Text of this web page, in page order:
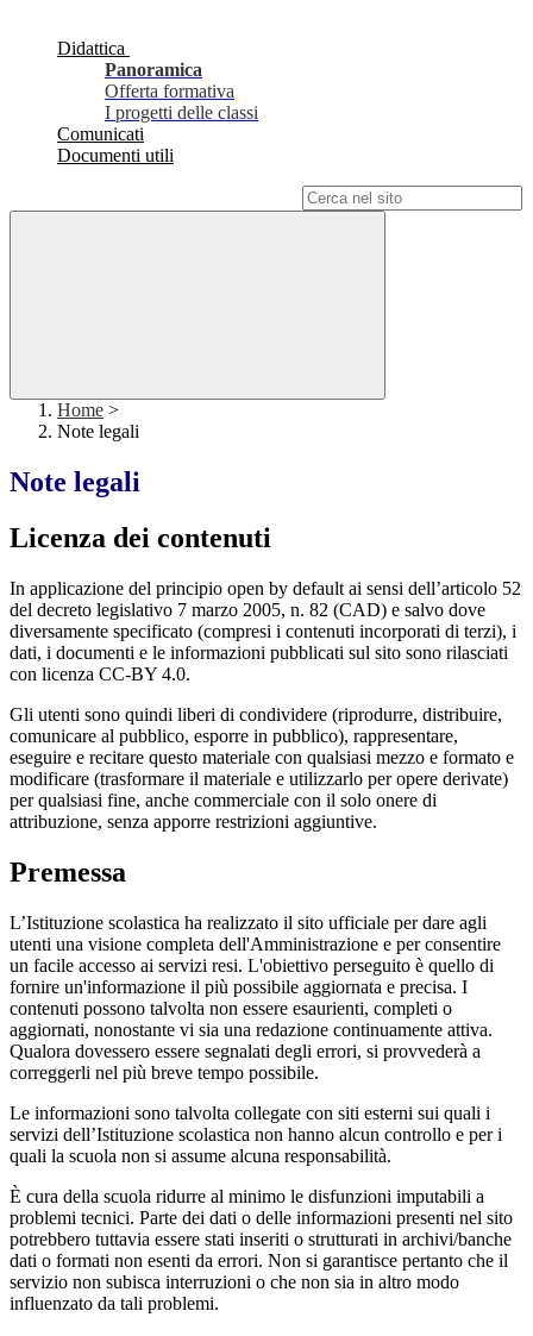
Didattica
Panoramica
Offerta formativa
I progetti delle classi
Comunicati
Documenti utili
Home >
Note legali
Note legali
Licenza dei contenuti
In applicazione del principio open by default ai sensi dell’articolo 52
del decreto legislativo 7 marzo 2005, n. 82 (CAD) e salvo dove
diversamente specificato (compresi i contenuti incorporati di terzi), i
dati, i documenti e le informazioni pubblicati sul sito sono rilasciati
con licenza CC-BY 4.0.
Gli utenti sono quindi liberi di condividere (riprodurre, distribuire,
comunicare al pubblico, esporre in pubblico), rappresentare,
eseguire e recitare questo materiale con qualsiasi mezzo e formato e
modificare (trasformare il materiale e utilizzarlo per opere derivate)
per qualsiasi fine, anche commerciale con il solo onere di
attribuzione, senza apporre restrizioni aggiuntive.
Premessa
L’Istituzione scolastica ha realizzato il sito ufficiale per dare agli
utenti una visione completa dell'Amministrazione e per consentire
un facile accesso ai servizi resi. L'obiettivo perseguito è quello di
fornire un'informazione il più possibile aggiornata e precisa. I
contenuti possono talvolta non essere esaurienti, completi o
aggiornati, nonostante vi sia una redazione continuamente attiva.
Qualora dovessero essere segnalati degli errori, si provvederà a
correggerli nel più breve tempo possibile.
Le informazioni sono talvolta collegate con siti esterni sui quali i
servizi dell’Istituzione scolastica non hanno alcun controllo e per i
quali la scuola non si assume alcuna responsabilità.
È cura della scuola ridurre al minimo le disfunzioni imputabili a
problemi tecnici. Parte dei dati o delle informazioni presenti nel sito
potrebbero tuttavia essere stati inseriti o strutturati in archivi/banche
dati o formati non esenti da errori. Non si garantisce pertanto che il
servizio non subisca interruzioni o che non sia in altro modo
influenzato da tali problemi.